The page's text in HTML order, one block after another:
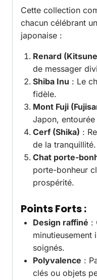
Cette collection
chacun célébrant
japonaise :
Renard
de messager
Shiba Inu : Le
fidèle.
Mont Fuji
Japon,
Cerf (Shika) :
de la tranquillité.
Chat porte-
porte-bonheur
prospérité.
Points Forts :
Design raffiné :
minutieusement
soignés.
Polyvalence :
clés ou objets